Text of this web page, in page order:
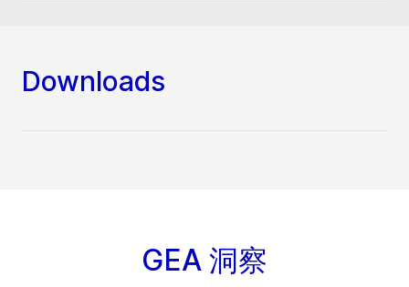
Downloads
GEA 洞察